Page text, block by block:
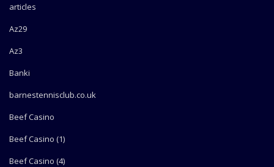
articles
Az29
Az3
Banki
barnestennisclub.co.uk
Beef Casino
Beef Casino (1)
Beef Casino (4)